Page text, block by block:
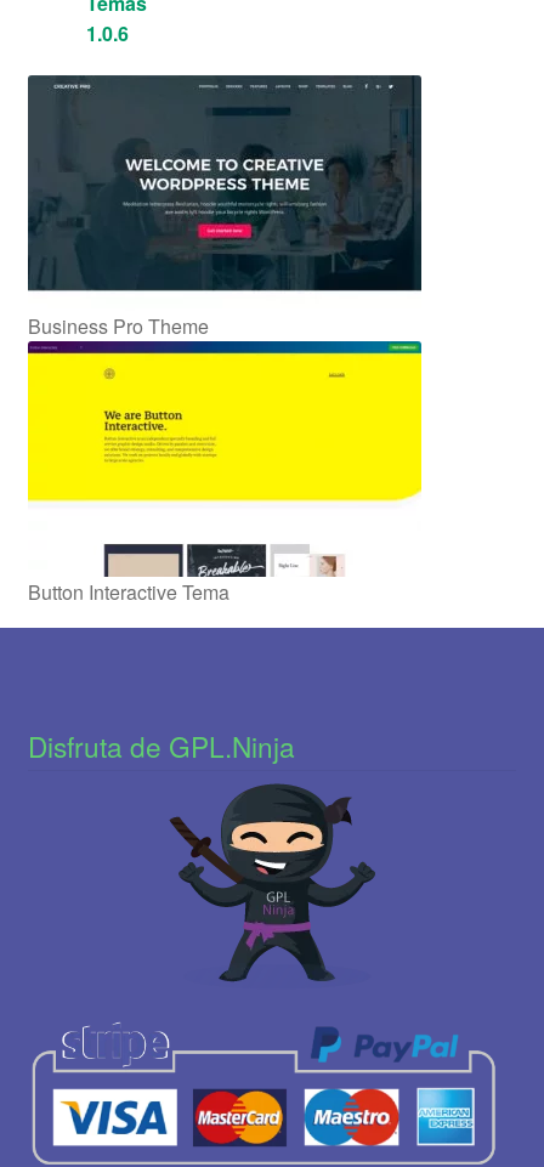
1.0.6
Business Pro Theme
Button Interactive Tema
Disfruta de GPL.Ninja